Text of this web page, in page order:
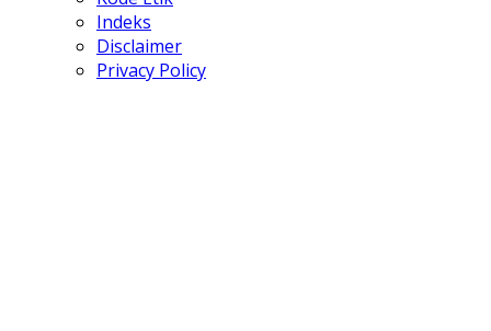
Indeks
Disclaimer
Privacy Policy